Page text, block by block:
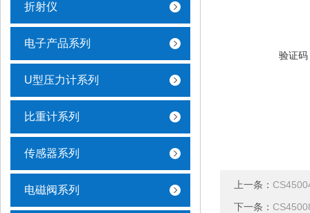
折射仪
电子产品系列
U型压力计系列
比重计系列
传感器系列
电磁阀系列
验证码
上一条：
下一条：